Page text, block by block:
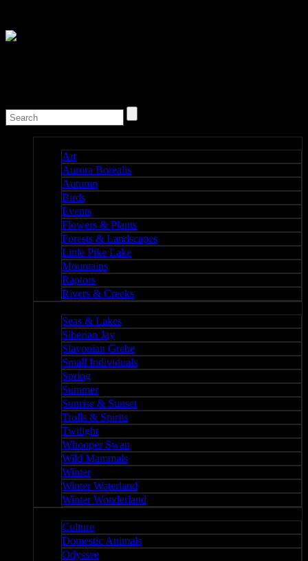
Art
Aurora Borealis
Autumn
Birds
Events
Flowers & Plants
Forests & Landscapes
Little Pike Lake
Mountains
Raptors
Rivers & Creeks
Seas & Lakes
Siberian Jay
Slavonian Grebe
Small Individuals
Spring
Summer
Sunrise & Sunset
Trolls & Spirits
Twilight
Whooper Swan
Wild Mammals
Winter
Winter Waterland
Winter Wonderland
Culture
Domestic Animals
Odyssee